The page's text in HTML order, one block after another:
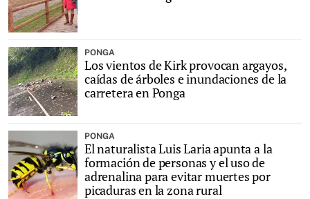
PONGA
Los vientos de Kirk provocan argayos,
caídas de árboles e inundaciones de la
carretera en Ponga
PONGA
El naturalista Luis Laria apunta a la
formación de personas y el uso de
adrenalina para evitar muertes por
picaduras en la zona rural